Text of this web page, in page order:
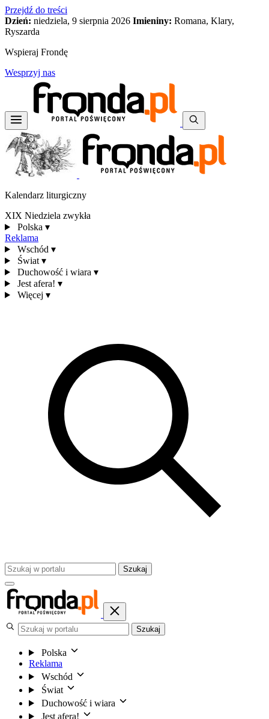
Przejdź do treści
Dzień: niedziela, 9 sierpnia 2026 Imieniny: Romana, Klary,
Ryszarda
Wspieraj Frondę
Wesprzyj nas
Kalendarz liturgiczny
XIX Niedziela zwykła
Polska ▾
Reklama
Wschód ▾
Świat ▾
Duchowość i wiara ▾
Jest afera! ▾
Więcej ▾
Szukaj
Szukaj
Polska
Reklama
Wschód
Świat
Duchowość i wiara
Jest afera!